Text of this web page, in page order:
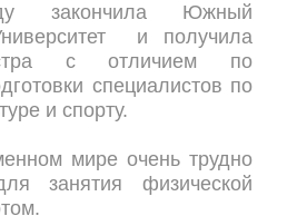
закончила Южный
и получила
с отличием по
специалистов по
и спорту.
мире очень трудно
занятия физической